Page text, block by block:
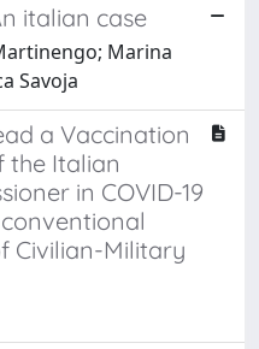
italian case
Marina
Savoja
a Vaccination
the Italian
in COVID-19
Civilian-Military